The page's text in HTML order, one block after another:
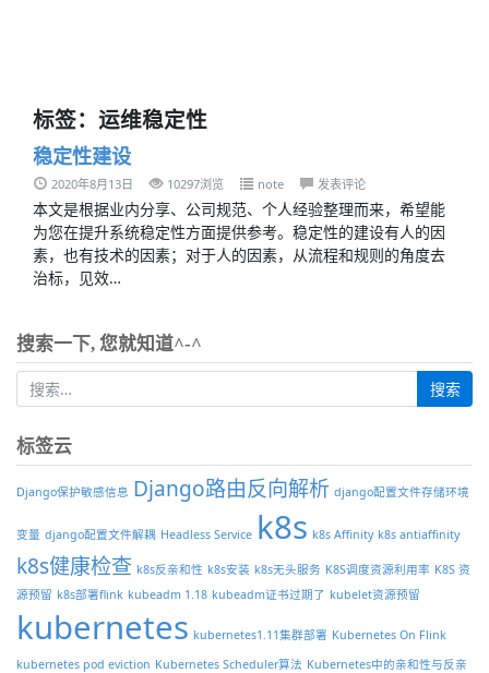
标签：运维稳定性
稳定性建设
2020年8月13日 10297浏览 note 发表评论
本文是根据业内分享、公司规范、个人经验整理而来，希望能
为您在提升系统稳定性方面提供参考。稳定性的建设有人的因
素，也有技术的因素；对于人的因素，从流程和规则的角度去
治标，见效…
搜索一下, 您就知道^-^
标签云
Django保护敏感信息 Django路由反向解析 django配置文件存储环境
变量 django配置文件解耦 Headless Service k8s k8s Affinity k8s antiaffinity
k8s健康检查 k8s反亲和性 k8s安装 k8s无头服务 K8S调度资源利用率 K8S 资
源预留 k8s部署flink kubeadm 1.18 kubeadm证书过期了 kubelet资源预留
kubernetes kubernetes1.11集群部署 Kubernetes On Flink
kubernetes pod eviction Kubernetes Scheduler算法 Kubernetes中的亲和性与反亲